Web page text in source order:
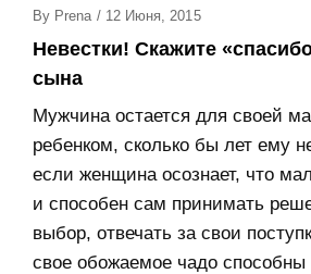
By Prena/ Posted
12 Июня, 2015
Невестки! Скажите
сына
Мужчина остается для своей
ребенком, сколько бы лет ему
если женщина осознает, что
и способен сам принимать
выбор, отвечать за свои
свое обожаемое чадо способны